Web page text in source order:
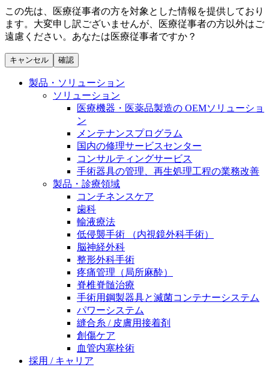
血管内塞栓術
ソリューション
製品ポートフォリオ​
こちらの製品ポートフォリオからも、製品をお探しい
ただくことができます。
膝関節の構造とその疾患
身体の中で最も大きい関節である膝関節。日常の生活
を支える、その機能や特徴とは？傷めてしまった場合
には、どのような治療の選択肢があるのでしょう。
水頭症について
ビー・ブラウンエースクラッﾌﾟで新たな可能性を見つ
けませんか？現在募集中のポジションをご覧いただけ
ニューススペース
ニュースリリース
会社
私たちの責任
ニューススペース
エースクラップアカデミー
医療に携わるあらゆる方々に、学びと情報共有の場を
この先は、医療従事者の方を対象とした情報を提供しており
ます。大変申し訳ございませんが、医療従事者の方以外はご
遠慮ください。あなたは医療従事者ですか？
キャンセル 確認
製品・ソリューション
ソリューション
医療機器・医薬品製造の OEMソリューショ
ン
メンテナンスプログラム
国内の修理サービスセンター
コンサルティングサービス
手術器具の管理、再生処理工程の業務改善
製品・診療領域
コンチネンスケア
歯科
輸液療法
低侵襲手術 （内視鏡外科手術）
脳神経外科
整形外科手術
疼痛管理（局所麻酔）
脊椎脊髄治療
手術用鋼製器具と滅菌コンテナーシステム
パワーシステム
縫合糸 / 皮膚用接着剤
創傷ケア
血管内塞栓術
採用 / キャリア